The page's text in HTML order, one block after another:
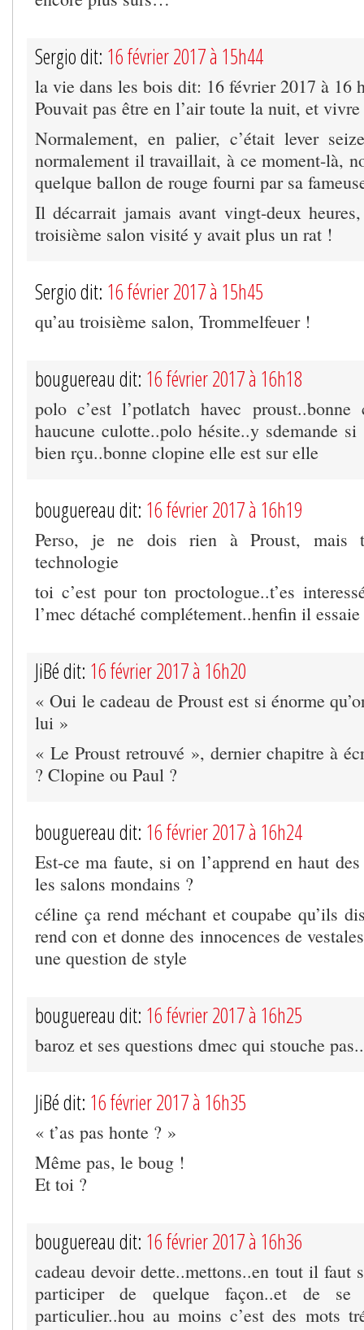
Sergio dit: 16 février 2017 à 15h44
la vie dans les bois dit: 16 février 2017 à 16
Pouvait pas être en l’air toute la nuit, et
Normalement, en palier, c’était lever
normalement il travaillait, à ce moment-là,
quelque ballon de rouge fourni par sa
Il décarrait jamais avant vingt-deux
troisième salon visité y avait plus un rat !
Sergio dit: 16 février 2017 à 15h45
qu’au troisième salon, Trommelfeuer !
bouguereau dit: 16 février 2017 à 16h18
polo c’est l’potlatch havec
haucune culotte..polo hésite..y sdemande
bien rçu..bonne clopine elle est sur elle
bouguereau dit: 16 février 2017 à 16h19
Perso, je ne dois rien à Proust, mais
technologie
toi c’est pour ton proctologue..t’es
l’mec détaché complétement..henfin il essaie
JiBé dit: 16 février 2017 à 16h20
« Oui le cadeau de Proust est si énorme
lui »
« Le Proust retrouvé », dernier chapitre à
? Clopine ou Paul ?
bouguereau dit: 16 février 2017 à 16h24
Est-ce ma faute, si on l’apprend en haut
les salons mondains ?
céline ça rend méchant et coupabe qu’ils
rend con et donne des innocences de
une question de style
bouguereau dit: 16 février 2017 à 16h25
baroz et ses questions dmec qui stouche
JiBé dit: 16 février 2017 à 16h35
« t’as pas honte ? »
Même pas, le boug !
Et toi ?
bouguereau dit: 16 février 2017 à 16h36
cadeau devoir dette..mettons..en tout il faut
participer de quelque façon..et de se
particulier..hou au moins c’est des mots